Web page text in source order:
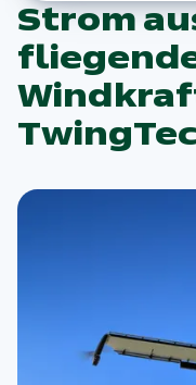
Strom
TwingTec